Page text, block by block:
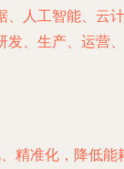
、人工智能、云计
发、生产、运营、
精准化，降低能